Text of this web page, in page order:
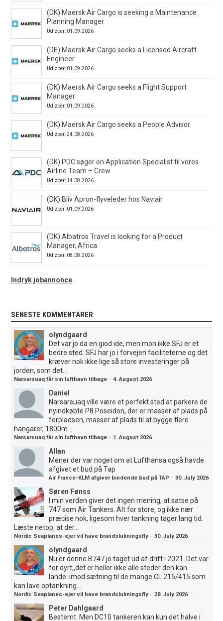
(DK) Maersk Air Cargo is seeking a Maintenance
Planning Manager
Udløber: 01.09.2026
(DE) Maersk Air Cargo seeks a Licensed Aircraft
Engineer
Udløber: 01.09.2026
(DK) Maersk Air Cargo seeks a Flight Support
Manager
Udløber: 01.09.2026
(DK) Maersk Air Cargo seeks a People Advisor
Udløber: 24.08.2026
(DK) PDC søger en Application Specialist til vores
Airline Team – Crew
Udløber: 14.08.2026
(DK) Bliv Apron-flyveleder hos Naviair
Udløber: 01.09.2026
(DK) Albatros Travel is looking for a Product
Manager, Africa
Udløber: 08.08.2026
Indryk jobannonce
SENESTE KOMMENTARER
olyndgaard
Det var jo da en giod ide, men mon ikke SFJ er et
bedre sted..SFJ har jo i forvejen faciliteterne og det
kræver nok ikke lige så store investeringer på
jorden, som det...
Narsarsuaq får sin lufthavn tilbage ·4. August 2026
Daniel
Narsarsuaq ville være et perfekt sted at parkere de
nyindkøbte P8 Poseidon, der er masser af plads på
forpladsen, masser af plads til at bygge flere
hangarer, 1800m...
Narsarsuaq får sin lufthavn tilbage · 1. August 2026
Allan
Mener der var noget om at Lufthansa også havde
afgivet et bud på Tap
Air France-KLM afgiver bindende bud på TAP ·30. July 2026
Søren Fønss
I min verden giver det ingen mening, at satse på
747 som Air Tankers. Alt for store, og ikke nær
præcise nok, ligesom hver tankning tager lang tid.
Læste netop, at der...
Nordic Seaplanes-ejer vil have brandslukningsfly ·30. July 2026
olyndgaard
Nu er denne B747 jo taget ud af drift i 2021. Det var
for dyrt,,det er heller ikke alle steder den kan
lande..imod sætning til de mange CL 215/415 som
kan lave optankning...
Nordic Seaplanes-ejer vil have brandslukningsfly · 28. July 2026
Peter Dahlgaard
Bestemt. Men DC10 tankeren kan kun det halve i